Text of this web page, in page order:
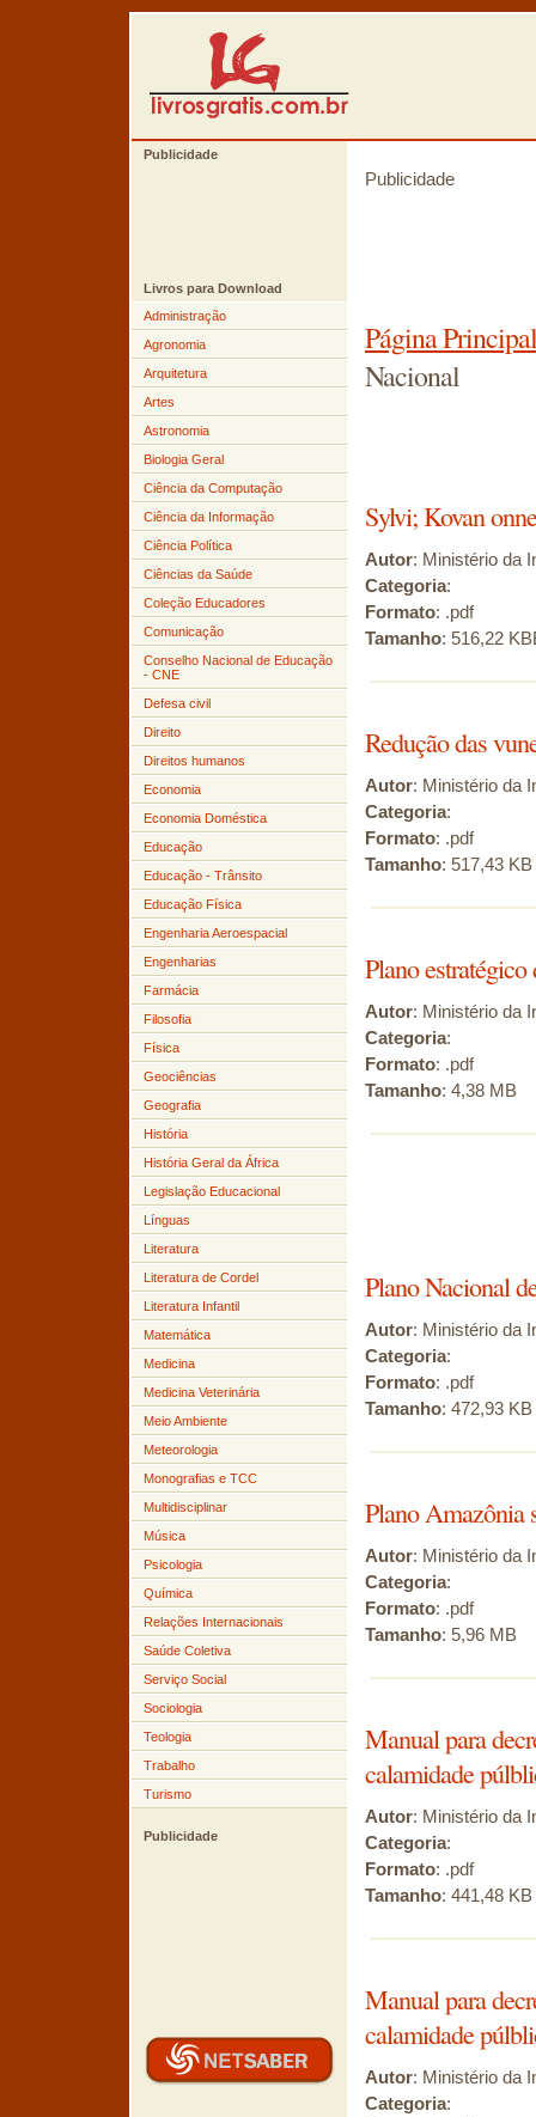
Publicidade
Livros para Download
Administração
Agronomia
Arquitetura
Artes
Astronomia
Biologia Geral
Ciência da Computação
Ciência da Informação
Ciência Política
Ciências da Saúde
Coleção Educadores
Comunicação
Conselho Nacional de Educação
- CNE
Defesa civil
Direito
Direitos humanos
Economia
Economia Doméstica
Educação
Educação - Trânsito
Educação Física
Engenharia Aeroespacial
Engenharias
Farmácia
Filosofia
Física
Geociências
Geografia
História
História Geral da África
Legislação Educacional
Línguas
Literatura
Literatura de Cordel
Literatura Infantil
Matemática
Medicina
Medicina Veterinária
Meio Ambiente
Meteorologia
Monografias e TCC
Multidisciplinar
Música
Psicologia
Química
Relações Internacionais
Saúde Coletiva
Serviço Social
Sociologia
Teologia
Trabalho
Turismo
Publicidade
Publicidade
Página Principal
Nacional
Sylvi; Kovan
Autor: Ministério da
Categoria:
Formato: .pdf
Tamanho: 516,22
Redução das
Autor: Ministério da
Categoria:
Formato: .pdf
Tamanho: 517,43 KB
Plano
Autor: Ministério da
Categoria:
Formato: .pdf
Tamanho: 4,38 MB
Plano Nacional
Autor: Ministério da
Categoria:
Formato: .pdf
Tamanho: 472,93 KB
Plano Amazônia
Autor: Ministério da
Categoria:
Formato: .pdf
Tamanho: 5,96 MB
Manual para
calamidade
Autor: Ministério da
Categoria:
Formato: .pdf
Tamanho: 441,48 KB
Manual para
calamidade
Autor: Ministério da
Categoria: